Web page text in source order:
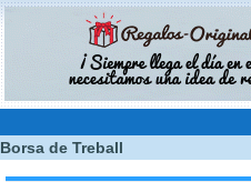
Borsa de Treball